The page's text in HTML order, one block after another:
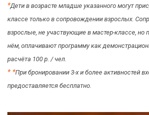
*Дети в возрасте младше указанного могут
классе только в сопровождении взрослых.
взрослые, не участвующие в мастер-классе, но
нём, оплачивают программу как
расчёта 100 р. / чел.
* *При бронировании 3-х и более активностей
предоставляется бесплатно.